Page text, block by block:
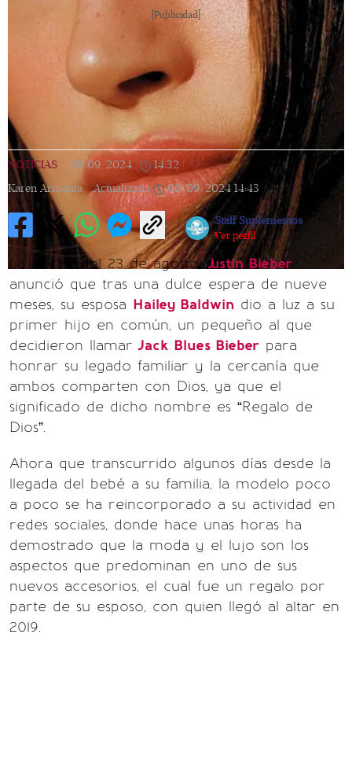
[Publicidad]
NOTICIAS 06/09/2024 14:32
Karen Armenta |
Actualizada 06/09/2024 14:43
Staff Suplementos
Ver perfil
La noche del 23 de agosto,Justin Bieber
anunció que tras una dulce espera de nueve
meses, su esposa Hailey Baldwin dio a luz a su
primer hijo en común, un pequeño al que
decidieron llamar Jack Blues Bieber para
honrar su legado familiar y la cercanía que
ambos comparten con Dios, ya que el
significado de dicho nombre es “Regalo de
Dios”.
Ahora que transcurrido algunos días desde la
llegada del bebé a su familia, la modelo poco
a poco se ha reincorporado a su actividad en
redes sociales, donde hace unas horas ha
demostrado que la moda y el lujo son los
aspectos que predominan en uno de sus
nuevos accesorios, el cual fue un regalo por
parte de su esposo, con quien llegó al altar en
2019.